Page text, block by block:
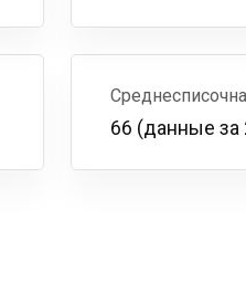
66 (данные за